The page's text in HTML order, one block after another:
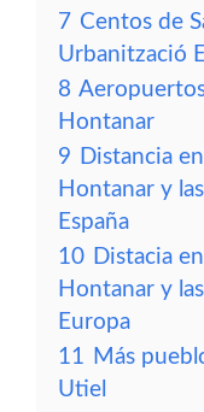
7 Centos de
Urbanització
8
Hontanar
9 Distancia
Hontanar y
España
10 Distacia
Hontanar y
Europa
11 Más
Utiel